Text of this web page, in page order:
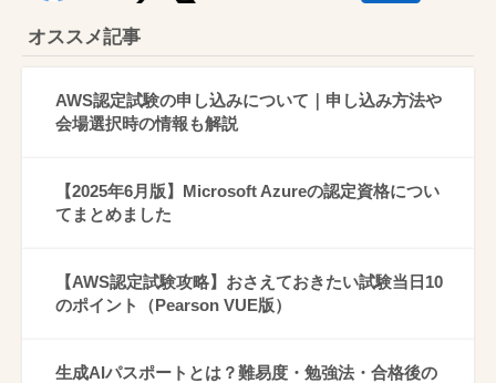
オススメ記事
AWS認定試験の申し込みについて｜申し込み方法や
会場選択時の情報も解説
【2025年6月版】Microsoft Azureの認定資格につい
てまとめました
【AWS認定試験攻略】おさえておきたい試験当日10
のポイント（Pearson VUE版）
生成AIパスポートとは？難易度・勉強法・合格後の